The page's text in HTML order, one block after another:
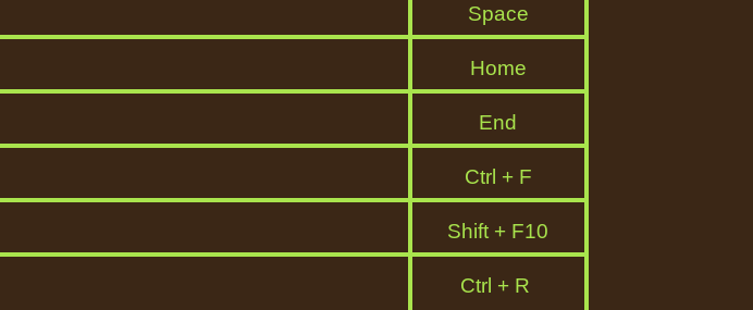
Space
Home
End
Ctrl + F
Shift + F10
Ctrl + R